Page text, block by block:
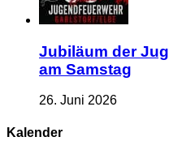
Jubiläum der
am Samstag
26. Juni 2026
Kalender